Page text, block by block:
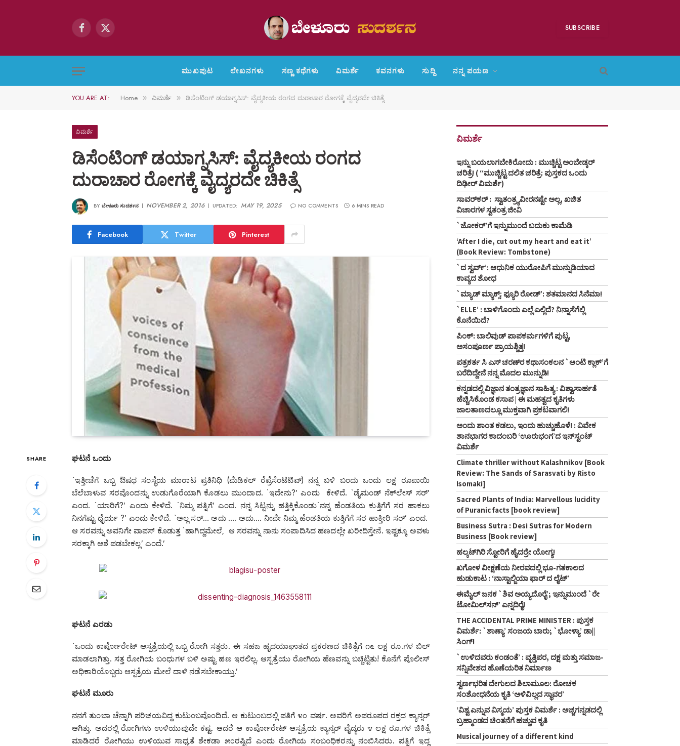
Facebook
X
SUBSCRIBE
ಮುಖಪುಟ ಲೇಖನಗಳು ಸಣ್ಣ ಕಥೆಗಳು ವಿಮರ್ಶೆ ಕವನಗಳು ಸುದ್ದಿ ನನ್ನ ಪಯಣ
YOU ARE AT: Home » ವಿಮರ್ಶೆ » ಡಿಸೆಂಟಿಂಗ್ ಡಯಾಗ್ನಸಿಸ್‌: ವೈದ್ಯಕೀಯ ರಂಗದ ದುರಾಚಾರ ರೋಗಕ್ಕೆ ವೈದ್ಯರದೇ ಚಿಕಿತ್ಸೆ
ವಿಮರ್ಶೆ
ಡಿಸೆಂಟಿಂಗ್ ಡಯಾಗ್ನಸಿಸ್‌: ವೈದ್ಯಕೀಯ ರಂಗದ
ದುರಾಚಾರ ರೋಗಕ್ಕೆ ವೈದ್ಯರದೇ ಚಿಕಿತ್ಸೆ
BY ಬೇಳೂರು ಸುದರ್ಶನ NOVEMBER 2, 2016 UPDATED: MAY 19, 2025 NO COMMENTS 6 MINS READ
Facebook Twitter Pinterest
SHARE ಘಟನೆ ಒಂದು
`ಇತ್ತೀಚೆಗೆ ಒಬ್ಬ ಔಷಧ ಸಂಸ್ಥೆಯ ಮಾರಾಟ ಪ್ರತಿನಿಧಿ (ಮೆಡಿಕಲ್ ರೆಪ್ರೆಸೆಂಟೆಟಿವ್) ನನ್ನ ಬಳಿ ಬಂದು ಒಂದು ಲಕ್ಷ ರೂಪಾಯಿ
ಬೆಲೆಬಾಳುವ ಸರವೊಂದನ್ನು ಉಡುಗೊರೆಯಾಗಿ ಕೊಡಲು ಮುಂದಾದ. `ಇದೇನು?’ ಎಂದು ಕೇಳಿದೆ. `ಡೈಮಂಡ್ ನೆಕ್‌ಲೇಸ್‌ ಸರ್‍’
ಎಂದ. `ಯಾರಿಗೆ?’ ಎಂದು ಕೇಳಿದೆ. `ನಿಮ್ಮ ಪತ್ನಿಗೆ’ ಎಂದ. ನನ್ನ ಸಿಟ್ಟನ್ನು ಹತ್ತಿಕ್ಕಿಕೊಂಡು`ನನ್ನ ಹೆಂಡತಿಯ ಕುತ್ತಿಗೆಗೆ ಸರ ಹಾಕಲು
ನಿನಗೆಷ್ಟು ಧೈರ್ಯ ?’ ಎಂದು ಕೇಳಿದೆ. `ಅಲ್ಲ ಸರ್‍… ಅದು …. ಅದು…. ನೀವೇ ನಿಮ್ಮ ಹೆಂಡತಿಯ ಕುತ್ತಿಗೆಗೆ ಸರ ಹಾಕ್ತೀರಿ ಸರ್‍’ ಎಂದ.
ಆ ಸರವನ್ನು ಅವನಿಗೇ ವಾಪಸ್‌ ಕೊಡುತ್ತ `ಹಾಗಿದ್ದಮೇಲೆ, ಆ ಸರವನ್ನು ನಾನು ಸಂಪಾದಿಸಿದ ಹಣದಲ್ಲೇ ಖರೀದಿಸ್ತೇನೆ. ಇಷ್ಟಕ್ಕೂ ಅವಳು
ಸರಕ್ಕಾಗಿ ಆಶೆ ಪಡಬೇಕಲ್ಲ’ ಎಂದೆ.’
ಘಟನೆ ಎರಡು
`ಒಂದು ಕಾರ್ಪೋರೇಟ್‌ ಆಸ್ಪತ್ರೆಯಲ್ಲಿ ಒಬ್ಬ ರೋಗಿ ಸತ್ತರು. ಈ ಸಹಜ ಹೃದಯಾಘಾತದ ಪ್ರಕರಣದ ಚಿಕಿತ್ಸೆಗೆ ೧೬ ಲಕ್ಷ ರೂ.ಗಳ ಬಿಲ್
ಮಾಡಲಾಗಿತ್ತು. ಸತ್ತ ರೋಗಿಯ ಬಂಧುಗಳ ಬಳಿ ಅಷ್ಟು ಹಣ ಇರಲಿಲ್ಲ. ಆಸ್ಪತ್ರೆಯು ರೋಗಿಯ ಹೆಣವನ್ನು ಬಚ್ಚಿಟ್ಟಿತು! ಕೊನೆಗೆ ಪೊಲೀಸ್
ಅಧಿಕಾರಿಯೊಬ್ಬರು ಆಸ್ಪತ್ರೆಯ ಮೇಲೆ ದಾಳಿ ನಡೆಸಬೇಕಾಯ್ತು.’
ಘಟನೆ ಮೂರು
ನನಗೆ ತುಂಬಾ ಚೆನ್ನಾಗಿ ಪರಿಚಯವಿದ್ದ ಕುಟುಂಬವೊಂದಿದೆ. ಆ ಕುಟುಂಬದಲ್ಲಿ ಪತಿಗೆ ೪೦ ವರ್ಷ. ಅವರಿಗೆ ಅಪರೂಪದ ರಕ್ತದ ಕ್ಯಾನ್ಸರ್‌
ಆಗಿತ್ತು. ಅದರಲ್ಲಿ ರೋಗಿಗಳು ಉಳಿಯುವುದೇ ಕಷ್ಟ. ಆದರೆ ಆ ಕಾರ್ಪೋರೇಟ್ ಆಸ್ಪತ್ರೆಯ ಕ್ಯಾನ್ಸರ್‍ ವೈದ್ಯರು ೪ ಲಕ್ಷ ರೂ.ಗಳ ಚಿಕಿತ್ಸೆ
ಮಾಡಿದರೆ ರೋಗಿಯು ಉಳಿಯುವ ಸಾಧ್ಯತೆ ಶೇಕಡಾ ೫೦ರಷ್ಟಿದೆ ಎಂದು ರೋಗಿಯ ಸಂಬಂಧಿಕರನ್ನು ನಂಬಿಸಿದರು. ಪತ್ನಿಗೆ ಇದ್ದ
ವಿಮರ್ಶೆ
ಇನ್ನು ಬಯಲಾಗಬೇಕಿರೋದು : ಮುಚ್ಚಿಟ್ಟ ಅಂಬೇಡ್ಕರ್
ಚರಿತ್ರೆ! ( “ಮುಚ್ಚಿಟ್ಟ ದಲಿತ ಚರಿತ್ರೆ: ಪುಸ್ತಕದ ಒಂದು
ದಿಢೀರ್‌ ವಿಮರ್ಶೆ)
ಸಾವರ್‌ಕರ್‌ : ಸ್ವಾತಂತ್ರ್ಯವೀರನಷ್ಟೇ ಅಲ್ಲ, ಖಚಿತ
ವಿಚಾರಗಳ ಸ್ವತಂತ್ರ ಜೀವಿ
`ಜೋಕರ್’ಗೆ ಇನ್ನುಮುಂದೆ ಬದುಕು ಕಾಮೆಡಿ
‘After I die, cut out my heart and eat it’
(Book Review: Tombstone)
`ದ ಸ್ವರ್ವ್’: ಆಧುನಿಕ ಯುರೋಪಿಗೆ ಮುನ್ನುಡಿಯಾದ
ಕಾವ್ಯದ ಶೋಧ
`ಮ್ಯಾಡ್‌ ಮ್ಯಾಕ್ಸ್‌: ಫ್ಯೂರಿ ರೋಡ್‌’: ಶತಮಾನದ ಸಿನೆಮಾ!
`ELLE’ : ಬಾಳಿಗೊಂದು ಎಲ್ಲೆ ಎಲ್ಲಿದೆ? ನಿನ್ನಾಸೆಗೆಲ್ಲಿ
ಕೊನೆಯಿದೆ?
ಪಿಂಕ್: ಬಾಲಿವುಡ್ ಪಾಪಕರ್ಮಗಳಿಗೆ ಪುಟ್ಟ,
ಅಸಂಪೂರ್ಣ ಪ್ರಾಯಶ್ಚಿತ್ತ!
ಪತ್ರಕರ್ತ ಸಿ ಎಸ್‌ ಚರಣ್‌ರ ಕಥಾಸಂಕಲನ `ಆಂಟಿ ಕ್ಲಾಕ್‌’ಗೆ
ಬರೆದಿದ್ದೇನೆ ನನ್ನ ಮೊದಲ ಮುನ್ನುಡಿ!
ಕನ್ನಡದಲ್ಲಿ ವಿಜ್ಞಾನ ತಂತ್ರಜ್ಞಾನ ಸಾಹಿತ್ಯ : ವಿಶ್ವಾಸಾರ್ಹತೆ
ಹೆಚ್ಚಿಸಿಕೊಂಡ ಕಸಾಪ | ಈ ಮಹತ್ವದ ಕೃತಿಗಳು
ಜಾಲತಾಣದಲ್ಲೂ ಮುಕ್ತವಾಗಿ ಪ್ರಕಟವಾಗಲಿ!
ಅಂದು ಶಾಂತ ಕಡಲು, ಇಂದು ಹುಚ್ಚುಹೊಳೆ! : ವಿವೇಕ
ಶಾನಭಾಗರ ಕಾದಂಬರಿ ‘ಊರುಭಂಗ’ದ ಇನ್‌ಸ್ಟಂಟ್‌
ವಿಮರ್ಶೆ
Climate thriller without Kalashnikov [Book
Review: The Sands of Sarasvati by Risto
Isomaki]
Sacred Plants of India: Marvellous lucidity
of Puranic facts [book review]
Business Sutra : Desi Sutras for Modern
Business [Book review]
ಹಲ್ಕಟ್‌ಗಿರಿ ಸ್ಟೋರಿಗೆ ಹೈದರ್‍ರೇ ಯೋಗ್ಯ!
ಖಗೋಳ ವೀಕ್ಷಣೆಯ ನೀರವದಲ್ಲಿ ಭೂ-ಗತಕಾಲದ
ಹುಡುಕಾಟ : ‘ನಾಸ್ಟಾಲ್ಜಿಯಾ ಫಾರ್ ದ ಲೈಟ್’
ಈಮೈಲ್‌ ಜನಕ `ಶಿವ ಅಯ್ಯದೊರೈ’; ಇನ್ನುಮುಂದೆ `ರೇ
ಟೋಮಿಲ್‌ಸನ್‌’ ಎನ್ನದಿರೈ!
THE ACCIDENTAL PRIME MINISTER : ಪುಸ್ತಕ
ವಿಮರ್ಶೆ: `ಶಾಣ್ಯಾ’ ಸಂಜಯ ಬಾರು; `ಭೋಳ್ಯಾ’ ಡಾ||
ಸಿಂಗ್‌!
`ಉಳಿದವರು ಕಂಡಂತೆ’ : ವೃತ್ತಿಪರ, ದಕ್ಷ ಮತ್ತು ಸಮಾಜ-
ಸನ್ನಿವೇಶದ ಹೊಣೆಯರಿತ ನಿರ್ಮಾಣ
ಸ್ವರ್ಣಭರಿತ ದೇಗುಲದ ಶಿಲಾಮೂಲ: ರೋಚಕ
ಸಂಶೋಧನೆಯ ಕೃತಿ ‘ಅಳಿವಿಲ್ಲದ ಸ್ಥಾವರ’
‘ವಿಶ್ವ ಎನ್ನುವ ವಿಸ್ಮಯ’ ಪುಸ್ತಕ ವಿಮರ್ಶೆ : ಅಚ್ಚಗನ್ನಡದಲ್ಲಿ
ಬ್ರಹ್ಮಾಂಡದ ಚಿಂತನೆಗೆ ಹಚ್ಚುವ ಕೃತಿ
Musical journey of a different kind